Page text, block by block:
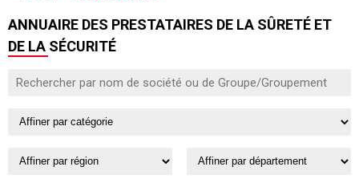
ANNUAIRE DES PRESTATAIRES DE LA SÛRETÉ ET
DE LA SÉCURITÉ